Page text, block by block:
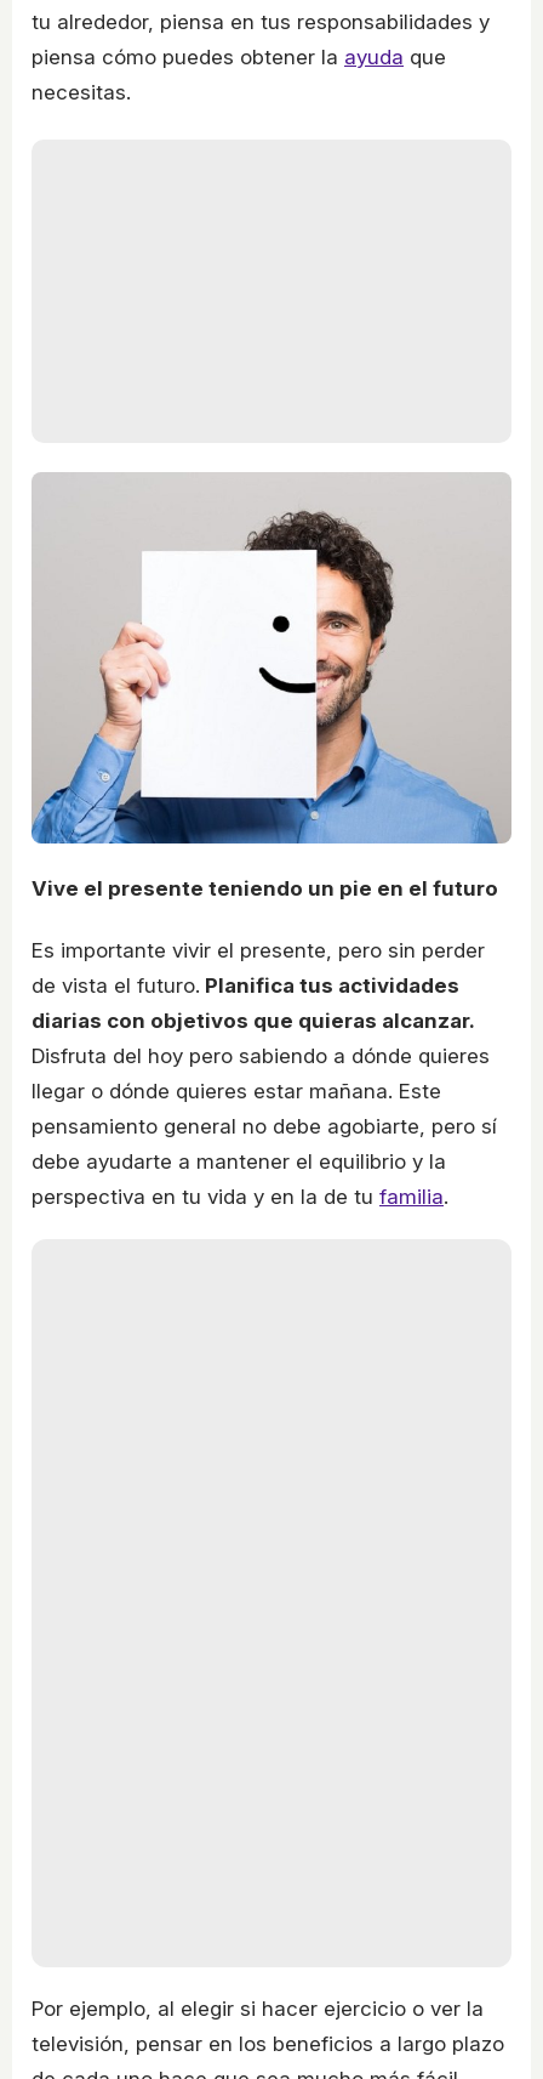
tu alrededor, piensa en tus responsabilidades y
piensa cómo puedes obtener la ayuda que
necesitas.
Vive el presente teniendo un pie en el futuro
Es importante vivir el presente, pero sin perder
de vista el futuro. Planifica tus actividades
diarias con objetivos que quieras alcanzar.
Disfruta del hoy pero sabiendo a dónde quieres
llegar o dónde quieres estar mañana. Este
pensamiento general no debe agobiarte, pero sí
debe ayudarte a mantener el equilibrio y la
perspectiva en tu vida y en la de tu familia.
Por ejemplo, al elegir si hacer ejercicio o ver la
televisión, pensar en los beneficios a largo plazo